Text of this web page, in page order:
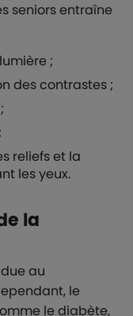
seniors entraîne
;
des contrastes ;
reliefs et la
les yeux.
la
au
le
le diabète,